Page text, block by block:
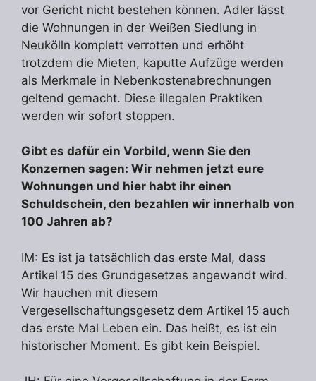
vor Gericht nicht bestehen können. Adler lässt
die Wohnungen in der Weißen Siedlung in
Neukölln komplett verrotten und erhöht
trotzdem die Mieten, kaputte Aufzüge werden
als Merkmale in Nebenkostenabrechnungen
geltend gemacht. Diese illegalen Praktiken
werden wir sofort stoppen.
Gibt es dafür ein Vorbild, wenn Sie den
Konzernen sagen: Wir nehmen jetzt eure
Wohnungen und hier habt ihr einen
Schuldschein, den bezahlen wir innerhalb von
100 Jahren ab?
IM: Es ist ja tatsächlich das erste Mal, dass
Artikel 15 des Grundgesetzes angewandt wird.
Wir hauchen mit diesem
Vergesellschaftungsgesetz dem Artikel 15 auch
das erste Mal Leben ein. Das heißt, es ist ein
historischer Moment. Es gibt kein Beispiel.